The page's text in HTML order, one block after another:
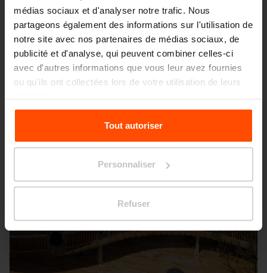
médias sociaux et d'analyser notre trafic. Nous
partageons également des informations sur l'utilisation de
notre site avec nos partenaires de médias sociaux, de
publicité et d'analyse, qui peuvent combiner celles-ci
avec d'autres informations que vous leur avez fournies
ou qu'ils ont collectées lors de votre utilisation de leurs
Pour plus d'informations, veuillez consulter le
sitePrinciples Relating to the Processing Personal
Tout autoriser
Personnaliser
Refuser
Wien – Donauterasse